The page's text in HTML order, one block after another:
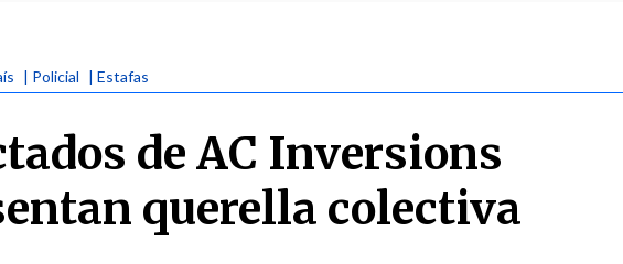
| Policial | Estafas
de AC Inversions
querella colectiva